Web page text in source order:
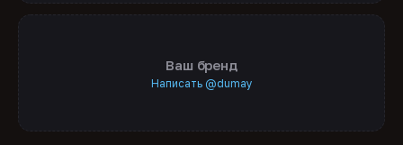
Ваш бренд
Написать @dumay